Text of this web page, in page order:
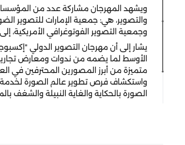
ويشهد المهرجان مشاركة عدد من المؤسسات
والتصوير، هي: جمعية الإمارات للتصوير
وجمعية التصوير الفوتوغرافي الأمريكية،
يشار إلى أن مهرجان التصوير الدولي
الأوسط لما يضمه من ندوات ومعارض
متميزة من أبرز المصورين المحترفين في
واستكشاف فرص تطوير عالم الصورة لخدمة
الصورة بالحكاية والغاية النبيلة والشغف